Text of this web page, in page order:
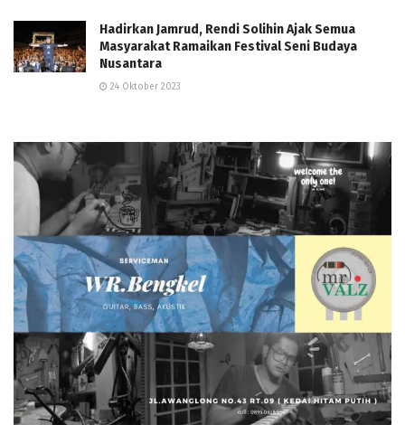
Hadirkan Jamrud, Rendi Solihin Ajak Semua
Masyarakat Ramaikan Festival Seni Budaya
Nusantara
24 Oktober 2023